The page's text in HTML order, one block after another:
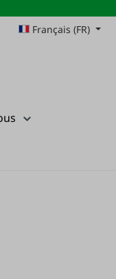
Français (FR)
liste de souhaits